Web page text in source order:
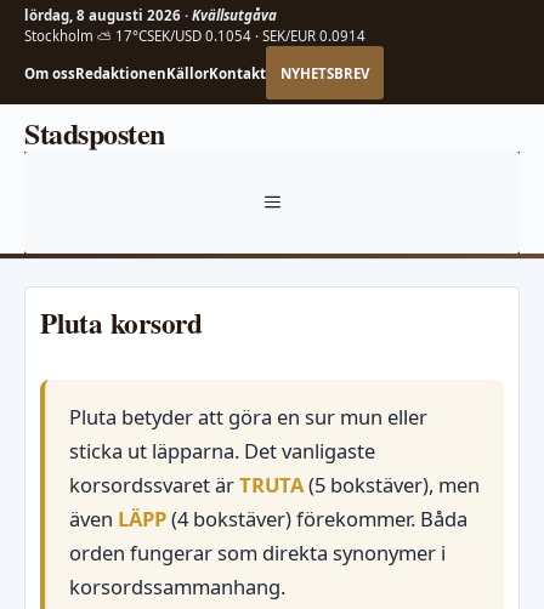
lördag, 8 augusti 2026 · Kvällsutgåva
Stockholm ⛅ 17°CSEK/USD 0.1054 · SEK/EUR 0.0914
Om ossRedaktionenKällorKontakt NYHETSBREV
HoppaStadsposten
MENY
Pluta korsord
Pluta betyder att göra en sur mun eller
sticka ut läpparna. Det vanligaste
korsordssvaret ärTRUTA(5 bokstäver), men
även LÄPP(4 bokstäver) förekommer. Båda
orden fungerar som direkta synonymer i
korsordssammanhang.